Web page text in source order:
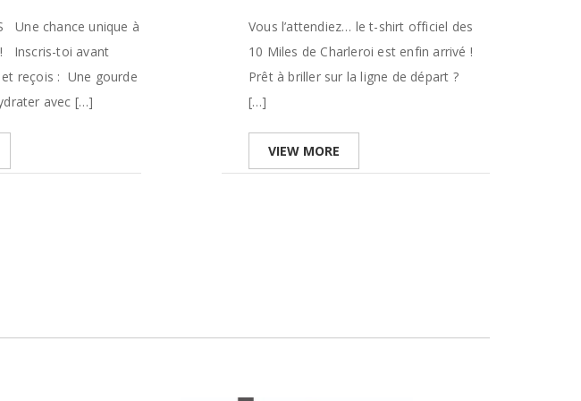
Une chance unique à
Inscris-toi avant
reçois : Une gourde
avec […]
Vous l’attendiez… le t-shirt officiel des
10 Miles de Charleroi est enfin arrivé !
Prêt à briller sur la ligne de départ ?
[…]
VIEW MORE